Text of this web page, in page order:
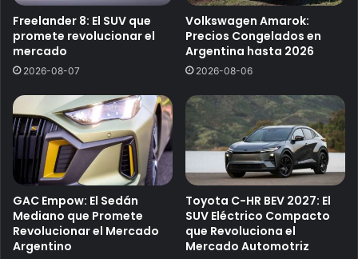
Freelander 8: El SUV que
promete revolucionar el
mercado
2026-08-07
Volkswagen Amarok:
Precios Congelados en
Argentina hasta 2026
2026-08-06
GAC Empow: El Sedán
Mediano que Promete
Revolucionar el Mercado
Argentino
Toyota C-HR BEV 2027: El
SUV Eléctrico Compacto
que Revoluciona el
Mercado Automotriz